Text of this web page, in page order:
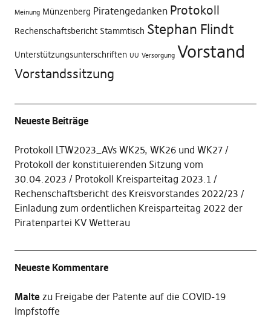
Meinung Münzenberg Piratengedanken Protokoll
Rechenschaftsbericht Stammtisch Stephan Flindt
Unterstützungsunterschriften UU Versorgung Vorstand
Vorstandssitzung
Neueste Beiträge
Protokoll LTW2023_AVs WK25, WK26 und WK27
Protokoll der konstituierenden Sitzung vom
30.04.2023
Protokoll Kreisparteitag 2023.1
Rechenschaftsbericht des Kreisvorstandes 2022/23
Einladung zum ordentlichen Kreisparteitag 2022 der
Piratenpartei KV Wetterau
Neueste Kommentare
Maltezu Freigabe der Patente auf die COVID-19
Impfstoffe